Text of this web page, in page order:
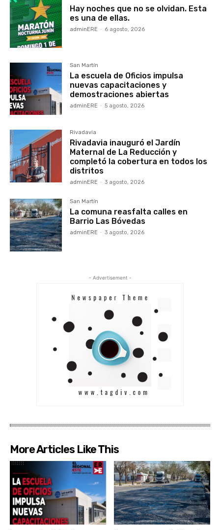
Hay noches que no se olvidan. Esta
es una de ellas.
adminERE - 6 agosto, 2026
San Martín
La escuela de Oficios impulsa
nuevas capacitaciones y
demostraciones abiertas
adminERE - 5 agosto, 2026
Rivadavia
Rivadavia inauguró el Jardín
Maternal de La Reducción y
completó la cobertura en todos los
distritos
adminERE - 3 agosto, 2026
San Martín
La comuna reasfalta calles en
Barrio Las Bóvedas
adminERE - 3 agosto, 2026
- Advertisement -
More Articles Like This